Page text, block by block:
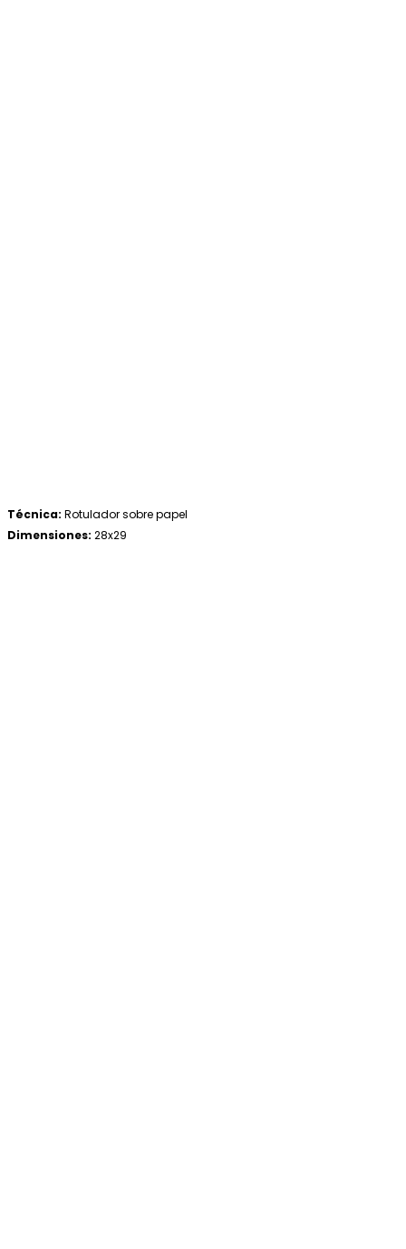
Técnica: Rotulador sobre papel
Dimensiones: 28x29